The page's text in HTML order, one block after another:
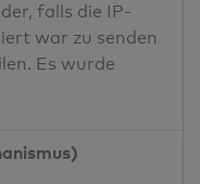
falls die IP-
war zu senden
Es wurde